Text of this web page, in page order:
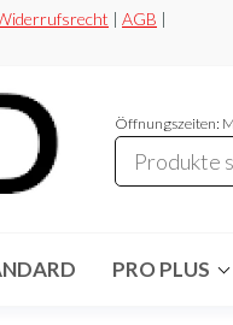
| AGB |
Öffnungszeiten:
PRO PLUS